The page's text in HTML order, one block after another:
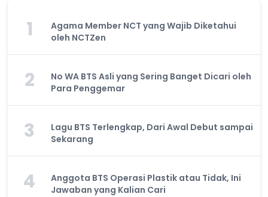
1
Agama Member NCT yang Wajib Diketahui
oleh NCTZen
2
No WA BTS Asli yang Sering Banget Dicari oleh
Para Penggemar
3
Lagu BTS Terlengkap, Dari Awal Debut sampai
Sekarang
4
Anggota BTS Operasi Plastik atau Tidak, Ini
Jawaban yang Kalian Cari